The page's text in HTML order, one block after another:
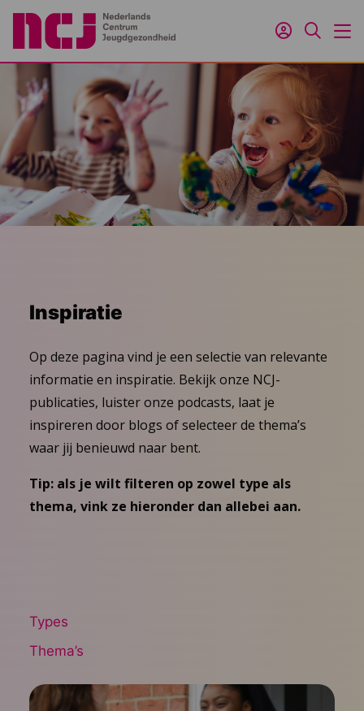
Inloggen
Zoeken
Inspiratie
Op deze pagina vind je een selectie van relevante
informatie en inspiratie. Bekijk onze NCJ-
publicaties, luister onze podcasts, laat je
inspireren door blogs of selecteer de thema’s
waar jij benieuwd naar bent.
Tip: als je wilt filteren op zowel type als
thema, vink ze hieronder dan allebei aan.
Types
Thema’s